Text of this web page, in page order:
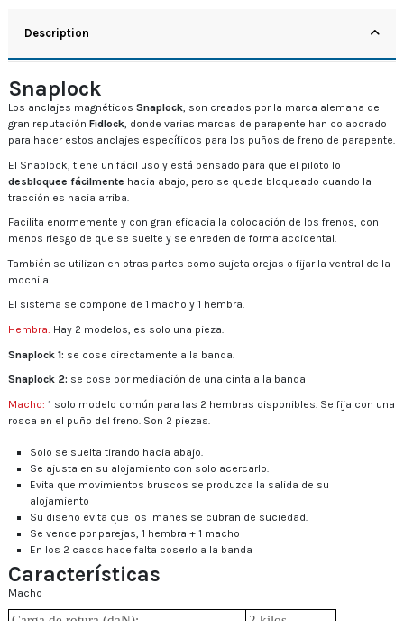
Description
Snaplock
Los anclajes magnéticos Snaplock, son creados por la marca alemana de
gran reputación Fidlock, donde varias marcas de parapente han colaborado
para hacer estos anclajes específicos para los puños de freno de parapente.
El Snaplock, tiene un fácil uso y está pensado para que el piloto lo
desbloquee fácilmente hacia abajo, pero se quede bloqueado cuando la
tracción es hacia arriba.
Facilita enormemente y con gran eficacia la colocación de los frenos, con
menos riesgo de que se suelte y se enreden de forma accidental.
También se utilizan en otras partes como sujeta orejas o fijar la ventral de la
mochila.
El sistema se compone de 1 macho y 1 hembra.
Hembra: Hay 2 modelos, es solo una pieza.
Snaplock 1: se cose directamente a la banda.
Snaplock 2: se cose por mediación de una cinta a la banda
Macho: 1 solo modelo común para las 2 hembras disponibles. Se fija con una
rosca en el puño del freno. Son 2 piezas.
Solo se suelta tirando hacia abajo.
Se ajusta en su alojamiento con solo acercarlo.
Evita que movimientos bruscos se produzca la salida de su
alojamiento
Su diseño evita que los imanes se cubran de suciedad.
Se vende por parejas, 1 hembra + 1 macho
En los 2 casos hace falta coserlo a la banda
Características
Macho